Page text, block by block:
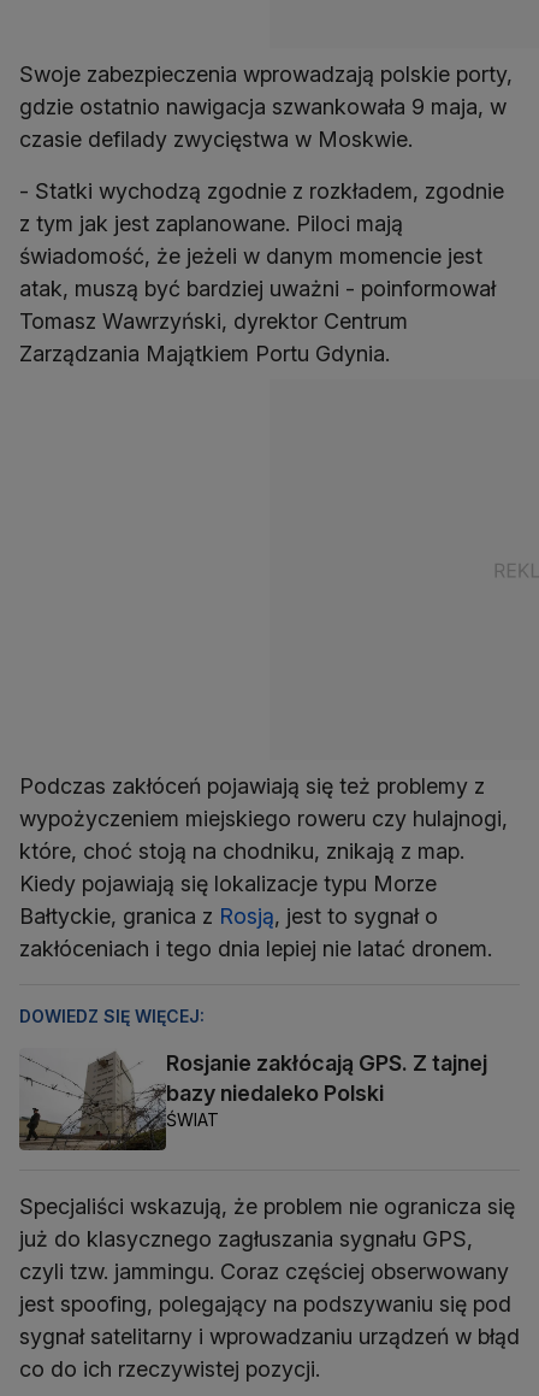
Swoje zabezpieczenia wprowadzają polskie porty,
gdzie ostatnio nawigacja szwankowała 9 maja, w
czasie defilady zwycięstwa w Moskwie.
- Statki wychodzą zgodnie z rozkładem, zgodnie
z tym jak jest zaplanowane. Piloci mają
świadomość, że jeżeli w danym momencie jest
atak, muszą być bardziej uważni - poinformował
Tomasz Wawrzyński, dyrektor Centrum
Zarządzania Majątkiem Portu Gdynia.
Podczas zakłóceń pojawiają się też problemy z
wypożyczeniem miejskiego roweru czy hulajnogi,
które, choć stoją na chodniku, znikają z map.
Kiedy pojawiają się lokalizacje typu Morze
Bałtyckie, granica z Rosją, jest to sygnał o
zakłóceniach i tego dnia lepiej nie latać dronem.
DOWIEDZ SIĘ WIĘCEJ:
Rosjanie zakłócają GPS. Z tajnej
bazy niedaleko Polski
ŚWIAT
Specjaliści wskazują, że problem nie ogranicza się
już do klasycznego zagłuszania sygnału GPS,
czyli tzw. jammingu. Coraz częściej obserwowany
jest spoofing, polegający na podszywaniu się pod
sygnał satelitarny i wprowadzaniu urządzeń w błąd
co do ich rzeczywistej pozycji.